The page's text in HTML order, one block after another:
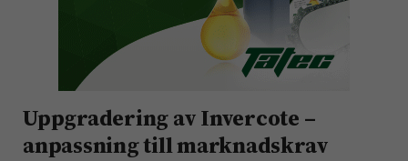
Uppgradering av Invercote –
anpassning till marknadskrav